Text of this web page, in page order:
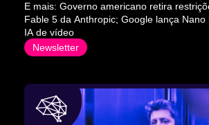
E mais: Governo americano retira
Fable 5 da Anthropic; Google lança Nano
IA de vídeo
Newsletter